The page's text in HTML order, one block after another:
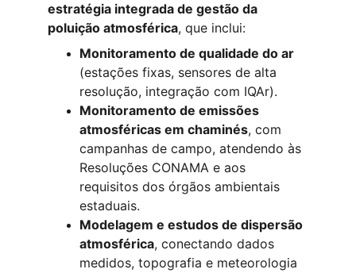
estratégia integrada de gestão da
poluição atmosférica, que inclui:
Monitoramento de qualidade do ar
(estações fixas, sensores de alta
resolução, integração com IQAr).
Monitoramento de emissões
atmosféricas em chaminés, com
campanhas de campo, atendendo às
Resoluções CONAMA e aos
requisitos dos órgãos ambientais
estaduais.
Modelagem e estudos de dispersão
atmosférica, conectando dados
medidos, topografia e meteorologia